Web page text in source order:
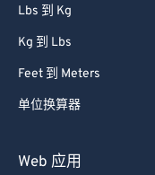
Lbs 到 Kg
Kg 到 Lbs
Feet 到 Meters
单位换算器
Web 应用